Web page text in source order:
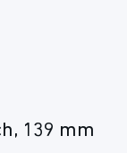
139 mm